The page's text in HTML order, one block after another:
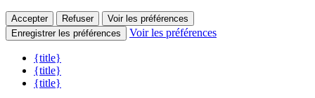
Accepter Refuser
Voir les préférences
Enregistrer les préférences
Voir les préférences
{title}
{title}
{title}